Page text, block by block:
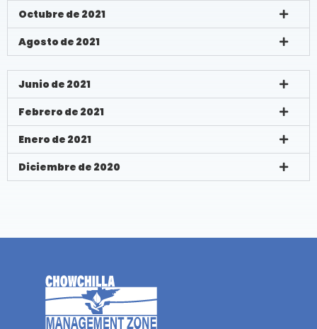
Octubre de 2021
Agosto de 2021
Junio de 2021
Febrero de 2021
Enero de 2021
Diciembre de 2020